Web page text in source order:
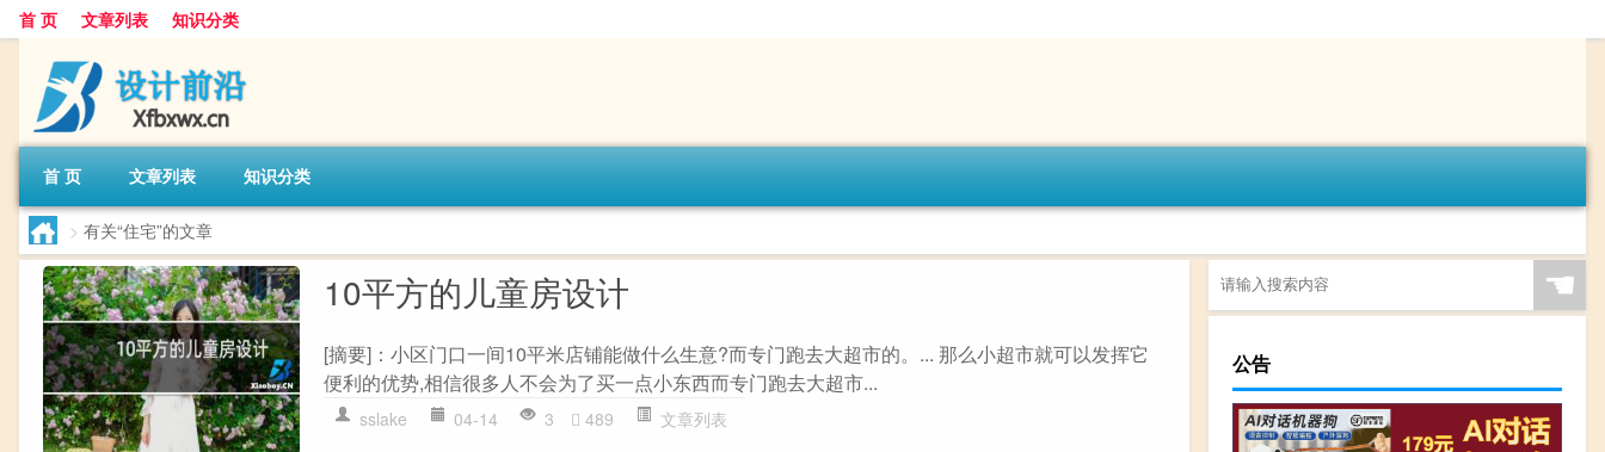
首 页 文章列表 知识分类
首 页 文章列表 知识分类
> 有关“住宅”的文章
10平方的儿童房设计
[摘要]：小区门口一间10平米店铺能做什么生意?而专门跑去大超市的。... 那么小超市就可以发挥它
便利的优势,相信很多人不会为了买一点小东西而专门跑去大超市...
sslake 04-14 3 489 文章列表
☚
公告